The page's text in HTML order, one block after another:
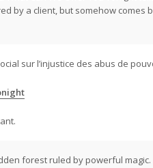
by a client, but somehow comes
sur l’injustice des abus de
forest ruled by powerful magic.